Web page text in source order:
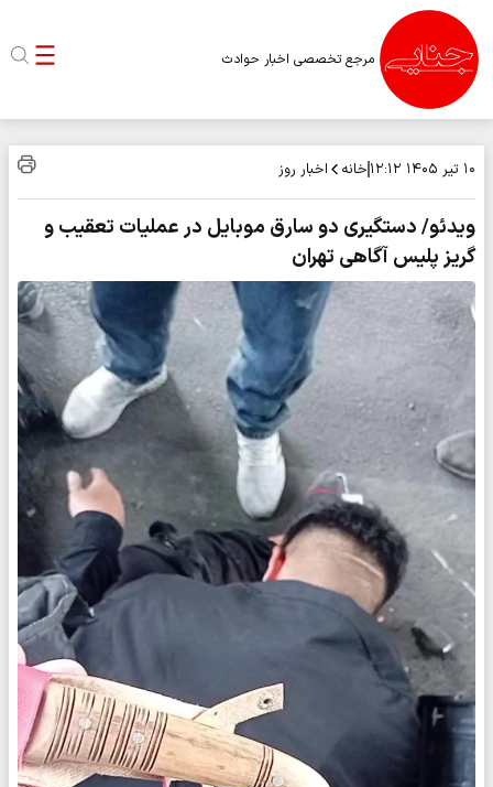
مرجع تخصصی اخبار حوادث
۱۰ تیر ۱۴۰۵ ۱۲:۱۲ خانه اخبار روز
ویدئو/ دستگیری دو سارق موبایل در عملیات تعقیب و
گریز پلیس آگاهی تهران